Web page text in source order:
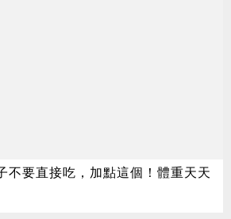
不要直接吃，加點這個！體重天天